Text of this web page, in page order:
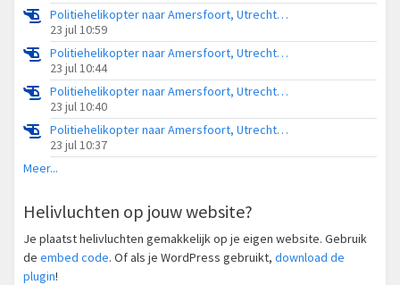
Politiehelikopter naar Amersfoort, Utrechtseweg
23 jul 10:59
Politiehelikopter naar Amersfoort, Utrechtseweg
23 jul 10:44
Politiehelikopter naar Amersfoort, Utrechtseweg
23 jul 10:40
Politiehelikopter naar Amersfoort, Utrechtseweg
23 jul 10:37
Meer...
Helivluchten op jouw website?
Je plaatst helivluchten gemakkelijk op je eigen website. Gebruik
de embed code. Of als je WordPress gebruikt, download de
plugin!